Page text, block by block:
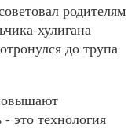
родителям
хулигана
до трупа
это технология